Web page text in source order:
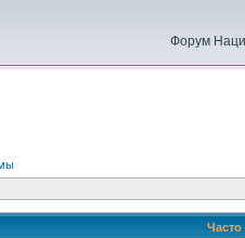
Форум